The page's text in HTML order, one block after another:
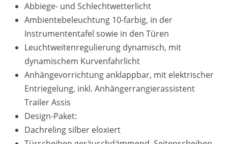
Abbiege- und Schlechtwetterlicht
Ambientebeleuchtung 10-farbig, in der
Instrumententafel sowie in den Türen
Leuchtweitenregulierung dynamisch, mit
dynamischem Kurvenfahrlicht
Anhängevorrichtung anklappbar, mit elektrischer
Entriegelung, inkl. Anhängerrangierassistent
Trailer Assis
Design-Paket:
Dachreling silber eloxiert